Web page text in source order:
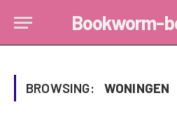
Bookworm-
BROWSING: WONINGEN